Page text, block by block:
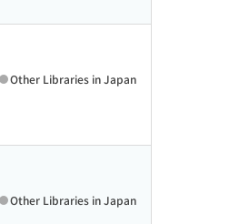
Other Libraries in Japan
Other Libraries in Japan